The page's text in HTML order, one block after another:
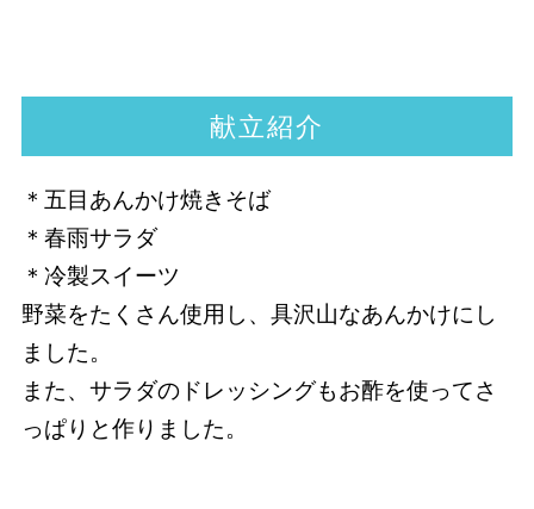
献立紹介
＊五目あんかけ焼きそば
＊春雨サラダ
＊冷製スイーツ
野菜をたくさん使用し、具沢山なあんかけにし
ました。
また、サラダのドレッシングもお酢を使ってさ
っぱりと作りました。